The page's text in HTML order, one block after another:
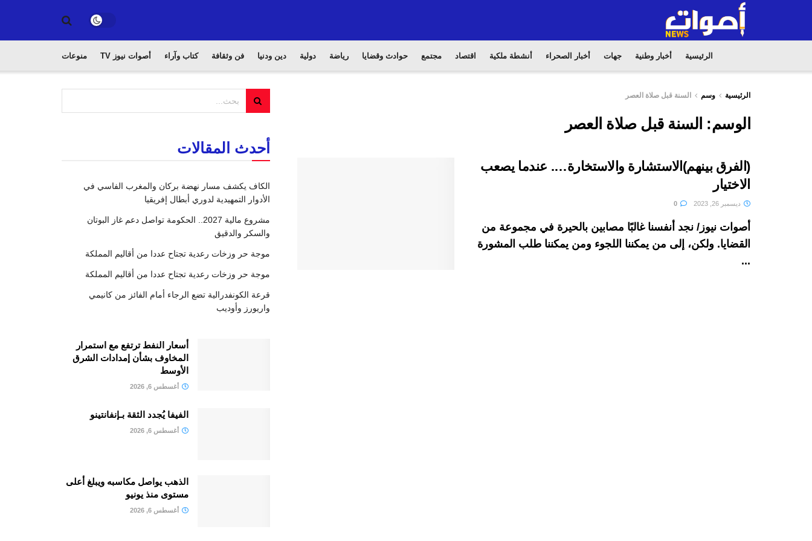
الرئيسية أخبار وطنية جهات أخبار الصحراء أنشطة ملكية اقتصاد مجتمع حوادث وقضايا رياضة دولية دين ودنيا فن وثقافة كتاب وآراء أصوات نيوز TV منوعات
الرئيسية وسم السنة قبل صلاة العصر
الوسم: السنة قبل صلاة العصر
(الفرق بينهم)الاستشارة والاستخارة…. عندما يصعب
الاختيار
ديسمبر 26, 2023
أصوات نيوز/ نجد أنفسنا غالبًا مصابين بالحيرة في مجموعة من
القضايا. ولكن، إلى من يمكننا اللجوء ومن يمكننا طلب المشورة
...
أحدث المقالات
الكاف يكشف مسار نهضة بركان والمغرب الفاسي في
الأدوار التمهيدية لدوري أبطال إفريقيا
مشروع مالية 2027.. الحكومة تواصل دعم غاز البوتان
والسكر والدقيق
موجة حر وزخات رعدية تجتاح عددا من أقاليم المملكة
موجة حر وزخات رعدية تجتاح عددا من أقاليم المملكة
قرعة الكونفدرالية تضع الرجاء أمام الفائز من كانيمي
واريورز وأوديب
أسعار النفط ترتفع مع استمرار
المخاوف بشأن إمدادات الشرق
الأوسط
أغسطس 6, 2026
الفيفا يُجدد الثقة بـإنفانتينو
أغسطس 6, 2026
الذهب يواصل مكاسبه ويبلغ أعلى
مستوى منذ يونيو
أغسطس 6, 2026